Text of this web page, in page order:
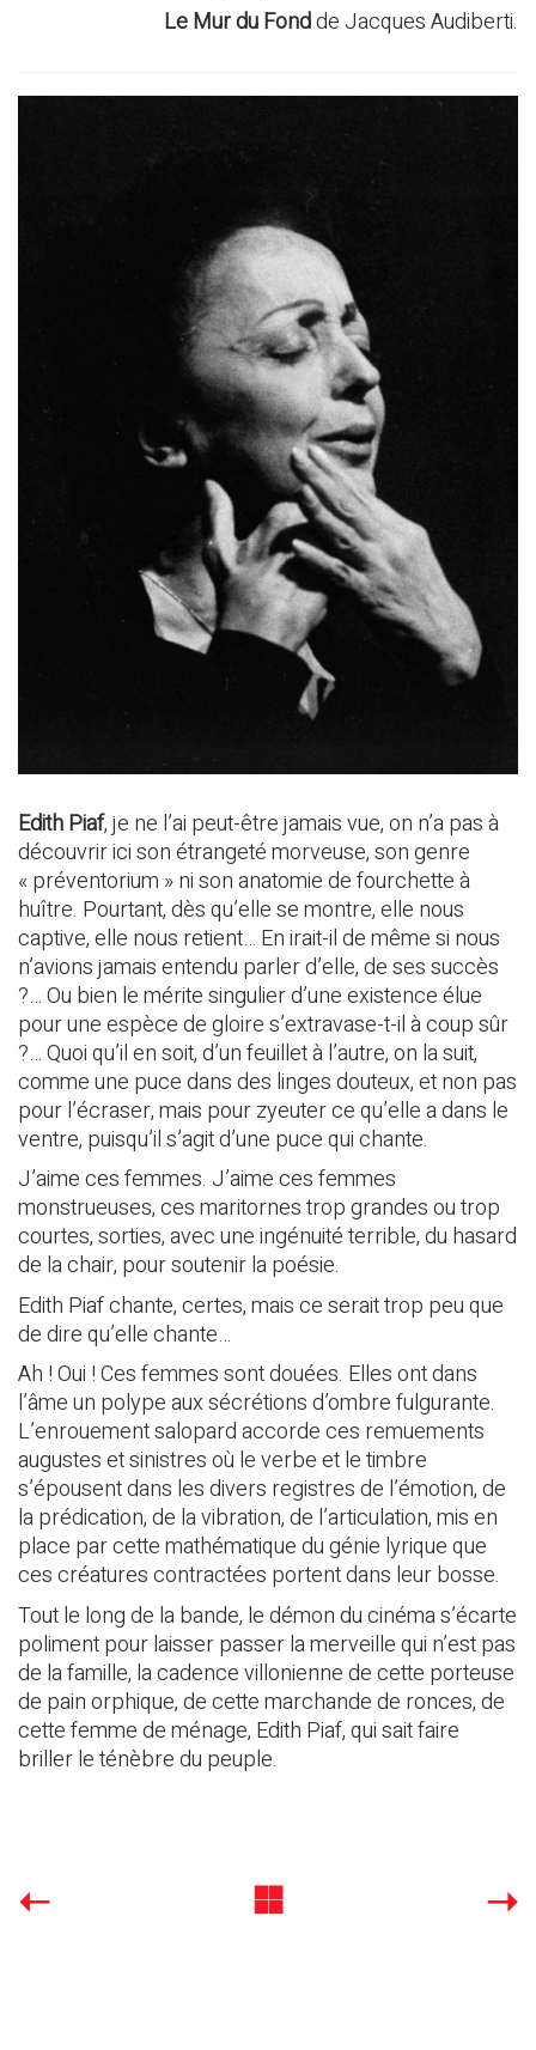
Le Mur du Fondde Jacques Audiberti.
Edith Piaf, je ne l’ai peut-être jamais vue, on n’a pas à
découvrir ici son étrangeté morveuse, son genre
« préventorium » ni son anatomie de fourchette à
huître. Pourtant, dès qu’elle se montre, elle nous
captive, elle nous retient… En irait-il de même si nous
n’avions jamais entendu parler d’elle, de ses succès
?… Ou bien le mérite singulier d’une existence élue
pour une espèce de gloire s’extravase-t-il à coup sûr
?… Quoi qu’il en soit, d’un feuillet à l’autre, on la suit,
comme une puce dans des linges douteux, et non pas
pour l’écraser, mais pour zyeuter ce qu’elle a dans le
ventre, puisqu’il s’agit d’une puce qui chante.
J’aime ces femmes. J’aime ces femmes
monstrueuses, ces maritornes trop grandes ou trop
courtes, sorties, avec une ingénuité terrible, du hasard
de la chair, pour soutenir la poésie.
Edith Piaf chante, certes, mais ce serait trop peu que
de dire qu’elle chante…
Ah ! Oui ! Ces femmes sont douées. Elles ont dans
l’âme un polype aux sécrétions d’ombre fulgurante.
L’enrouement salopard accorde ces remuements
augustes et sinistres où le verbe et le timbre
s’épousent dans les divers registres de l’émotion, de
la prédication, de la vibration, de l’articulation, mis en
place par cette mathématique du génie lyrique que
ces créatures contractées portent dans leur bosse.
Tout le long de la bande, le démon du cinéma s’écarte
poliment pour laisser passer la merveille qui n’est pas
de la famille, la cadence villonienne de cette porteuse
de pain orphique, de cette marchande de ronces, de
cette femme de ménage, Edith Piaf, qui sait faire
briller le ténèbre du peuple.